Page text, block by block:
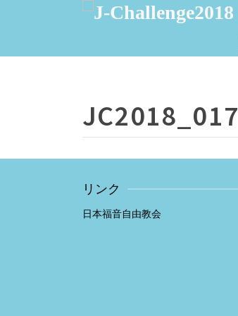
JC2018_017
リンク
日本福音自由教会